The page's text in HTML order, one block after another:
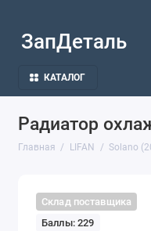
ЗапДеталь
КАТАЛОГ
Радиатор
Главная LIFAN Solano
Склад поставщика
Баллы: 229